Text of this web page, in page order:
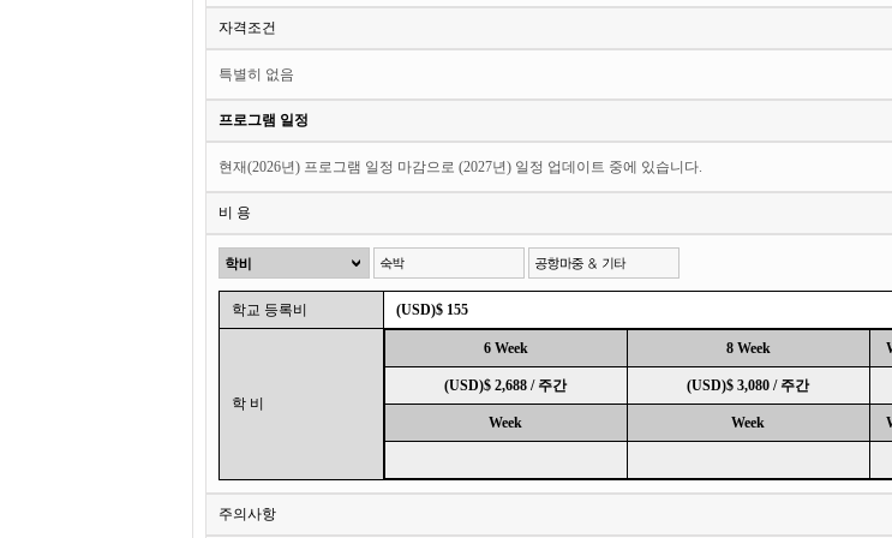
자격조건
특별히 없음
프로그램 일정
현재(2026년) 프로그램 일정 마감으로 (2027년) 일정 업데이트 중에 있습니다.
비 용
학교 등록비 (USD)$ 155
학 비
6 Week 8 Week
(USD)$ 2,688 / 주간 (USD)$ 3,080 / 주간
Week Week
주의사항